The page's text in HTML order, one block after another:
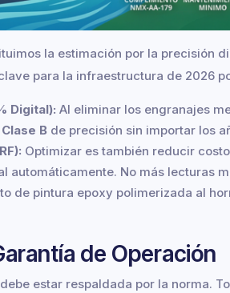
la estimación por la precisión
para la infraestructura de 2026
Digital): Al eliminar los engranajes
Clase B de precisión sin importar los
Optimizar es también reducir
automáticamente. No más lecturas
de pintura epoxy polimerizada al
de Operación
estar respaldada por la norma.